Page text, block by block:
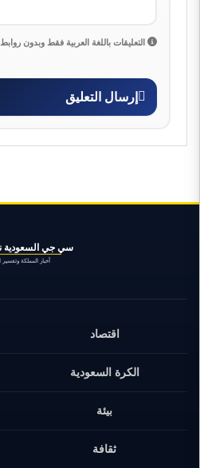
التعليقات باللغة العربية فقط وبدون روابط
إرسال التعليق
اقتصاد
الكرة السعودية
بيئة
ثقافة